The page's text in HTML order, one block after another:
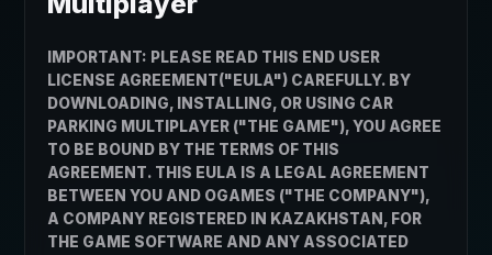
IMPORTANT: PLEASE READ THIS END USER
LICENSE AGREEMENT("EULA") CAREFULLY. BY
DOWNLOADING, INSTALLING, OR USING CAR
PARKING MULTIPLAYER ("THE GAME"), YOU AGREE
TO BE BOUND BY THE TERMS OF THIS
AGREEMENT. THIS EULA IS A LEGAL AGREEMENT
BETWEEN YOU AND OGAMES ("THE COMPANY"),
A COMPANY REGISTERED IN KAZAKHSTAN, FOR
THE GAME SOFTWARE AND ANY ASSOCIATED